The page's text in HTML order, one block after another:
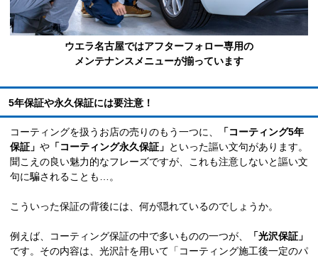
ウエラ名古屋ではアフターフォロー専用の
メンテナンスメニューが揃っています
5年保証や永久保証には要注意！
コーティングを扱うお店の売りのもう一つに、
「コーティング5年
保証」 や 「コーティング永久保証」 といった謳い文句があります。
聞こえの良い魅力的なフレーズですが、これも注意しないと謳い文
句に騙されることも…。
こういった保証の背後には、何が隠れているのでしょうか。
例えば、コーティング保証の中で多いものの一つが、
「光沢保証」
です。その内容は、光沢計を用いて「コーティング施工後一定のパ